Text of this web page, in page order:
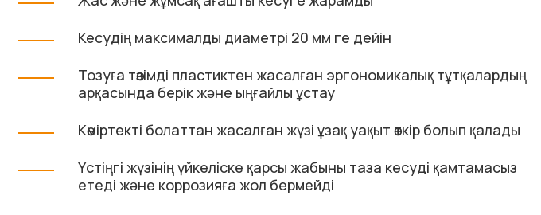
Кесудің максималды диаметрі 20 мм ге дейін
Тозуға төзімді пластиктен жасалған эргономикалық тұтқалардың
арқасында берік және ыңғайлы ұстау
Көміртекті болаттан жасалған жүзі ұзақ уақыт өткір болып қалады
Үстіңгі жүзінің үйкеліске қарсы жабыны таза кесуді қамтамасыз
етеді және коррозияға жол бермейді